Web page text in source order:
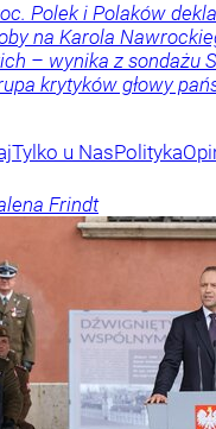
Polek i Polaków
na Karola
– wynika z sondażu
krytyków głowy
Tylko u NasPolityka
Frindt